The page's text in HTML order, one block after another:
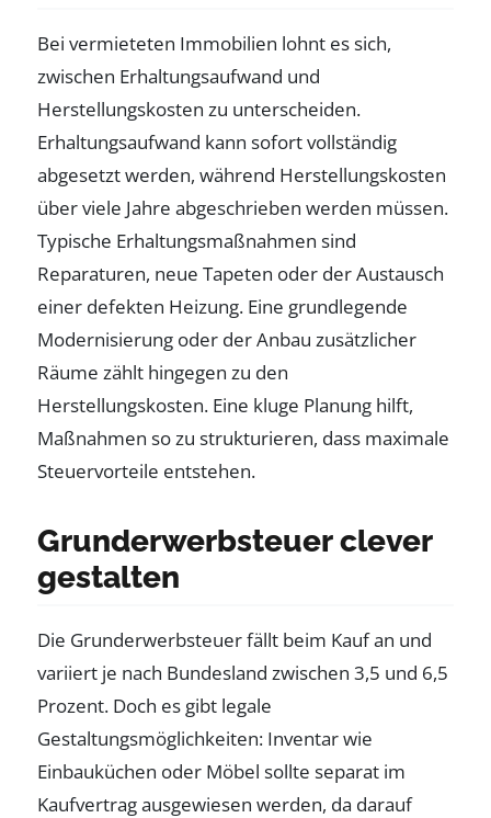
Bei vermieteten Immobilien lohnt es sich,
zwischen Erhaltungsaufwand und
Herstellungskosten zu unterscheiden.
Erhaltungsaufwand kann sofort vollständig
abgesetzt werden, während Herstellungskosten
über viele Jahre abgeschrieben werden müssen.
Typische Erhaltungsmaßnahmen sind
Reparaturen, neue Tapeten oder der Austausch
einer defekten Heizung. Eine grundlegende
Modernisierung oder der Anbau zusätzlicher
Räume zählt hingegen zu den
Herstellungskosten. Eine kluge Planung hilft,
Maßnahmen so zu strukturieren, dass maximale
Steuervorteile entstehen.
Grunderwerbsteuer clever
gestalten
Die Grunderwerbsteuer fällt beim Kauf an und
variiert je nach Bundesland zwischen 3,5 und 6,5
Prozent. Doch es gibt legale
Gestaltungsmöglichkeiten: Inventar wie
Einbauküchen oder Möbel sollte separat im
Kaufvertrag ausgewiesen werden, da darauf